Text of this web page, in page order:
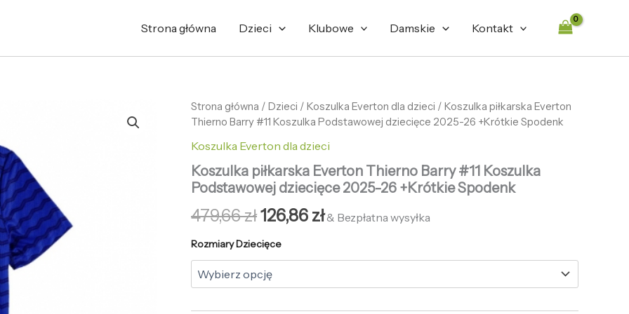
Strona główna Dzieci Klubowe Damskie Kontakt
Strona główna / Dzieci / Koszulka Everton dla dzieci / Koszulka piłkarska Everton
Thierno Barry #11 Koszulka Podstawowej dziecięce 2025-26 +Krótkie Spodenk
Koszulka Everton dla dzieci
Koszulka piłkarska Everton Thierno Barry #11 Koszulka
Podstawowej dziecięce 2025-26 +Krótkie Spodenk
479,66zł
Pierwotna
wynosiła:
479,66 zł.
126,86 zł
Aktualna
wynosi:
126,86 zł.
& Bezpłatna wysyłka
Rozmiary Dziecięce
ilość
Koszulka
Everton
Barry
#11
Podstawowej
2025-
26
+Krótkie
Spodenk